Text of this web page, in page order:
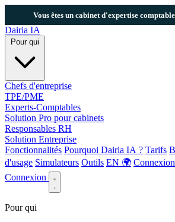
Vous êtes un cabinet d'expertise
Dairia IA
Chefs d'entreprise
TPE/PME
Experts-Comptables
Solution Pro pour cabinets
Responsables RH
Solution Entreprise
Fonctionnalités Pourquoi Dairia IA ? Tarifs
d'usage Simulateurs Outils EN 🌍 Connexion
Connexion
Pour qui